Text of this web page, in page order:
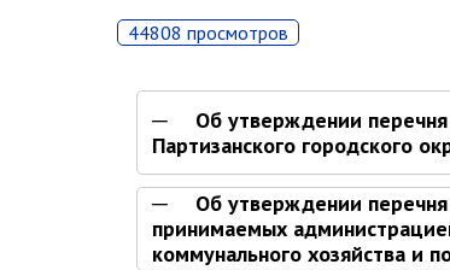
44808 просмотров
Об утверждении
Партизанского городского
Об утверждении
принимаемых
коммунального хозяйства и